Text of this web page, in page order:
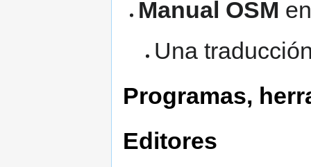
Manual OSM
Una
Programas,
Editores